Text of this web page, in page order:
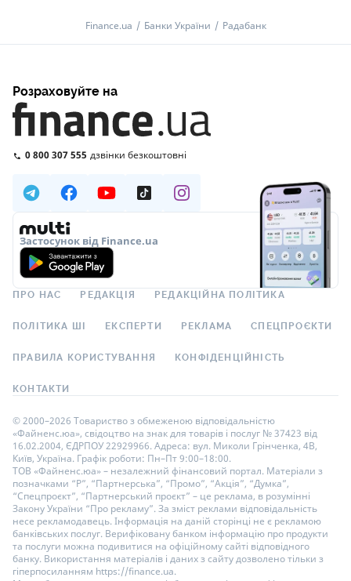
Finance.ua Банки України Радабанк
Розраховуйте на
0 800 307 555 дзвінки безкоштовні
Застосунок від Finance.ua
ПРО НАС РЕДАКЦІЯ РЕДАКЦІЙНА ПОЛІТИКА
ПОЛІТИКА ШІ ЕКСПЕРТИ РЕКЛАМА СПЕЦПРОЄКТИ
ПРАВИЛА КОРИСТУВАННЯ КОНФІДЕНЦІЙНІСТЬ
КОНТАКТИ
© 2000–2026 Товариство з обмеженою відповідальністю
«Файненс.юа», свідоцтво на знак для товарів і послуг № 37423 від
16.02.2004, ЄДРПОУ 22929966. Адреса: вул. Миколи Грінченка, 4В,
Київ, Україна. Графік роботи: Пн–Пт 9:00–18:00.
ТОВ «Файненс.юа» – незалежний фінансовий портал. Матеріали з
позначками “Р”, “Партнерська”, “Промо”, “Акція”, “Думка”,
“Спецпроєкт”, “Партнерський проєкт” – це реклама, в розумінні
Закону України “Про рекламу”. За зміст реклами відповідальність
несе рекламодавець. Інформація на даній сторінці не є рекламою
банківських послуг. Верифіковану банком інформацію про продукти
та послуги можна подивитися на офіційному сайті відповідного
банку. Використання матеріалів і даних з сайту дозволено тільки з
гіперпосиланням https://finance.ua.